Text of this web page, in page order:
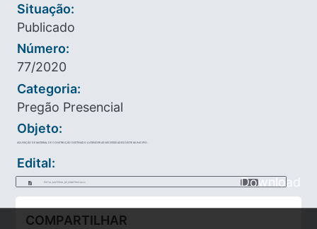
Situação:
Publicado
Número:
77/2020
Categoria:
Pregão Presencial
Objeto:
AQUISIÇÃO DE MATERIAL DE CONSTRUÇÃO DESTINADO A ATENDER AS NECESSIDADES DESTE MUNICIPIO.
Edital:
EDITAL_MATERIAL_DE_CONSTRUO.docx Download
COMPARTILHAR